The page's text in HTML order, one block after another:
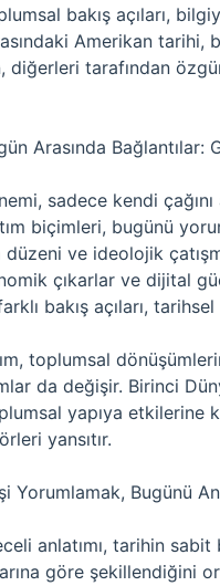
bakış açıları,
Amerikan
diğerleri tarafından
Arasında Bağlantılar:
sadece kendi
biçimleri, bugünü
ve ideolojik
çıkarlar ve dijital
bakış açıları,
toplumsal
da değişir. Birinci
yapıya
yansıtır.
Yorumlamak, Bugünü
anlatımı, tarihin
göre şekillendiğini